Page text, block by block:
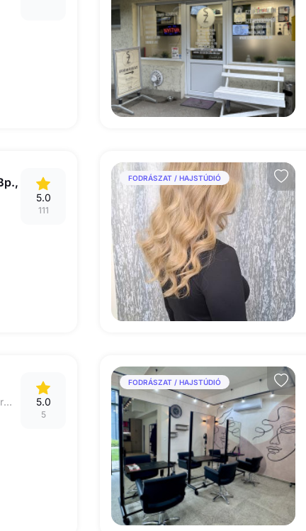
5.0
111
FODRÁSZAT / HAJSTÚDIÓ
1172. Budapest X. utca 1. Dreamhair Szalon /Alfaparf fodrászat (Skylux /Luxoya mellett) 5.0
5
FODRÁSZAT / HAJSTÚDIÓ